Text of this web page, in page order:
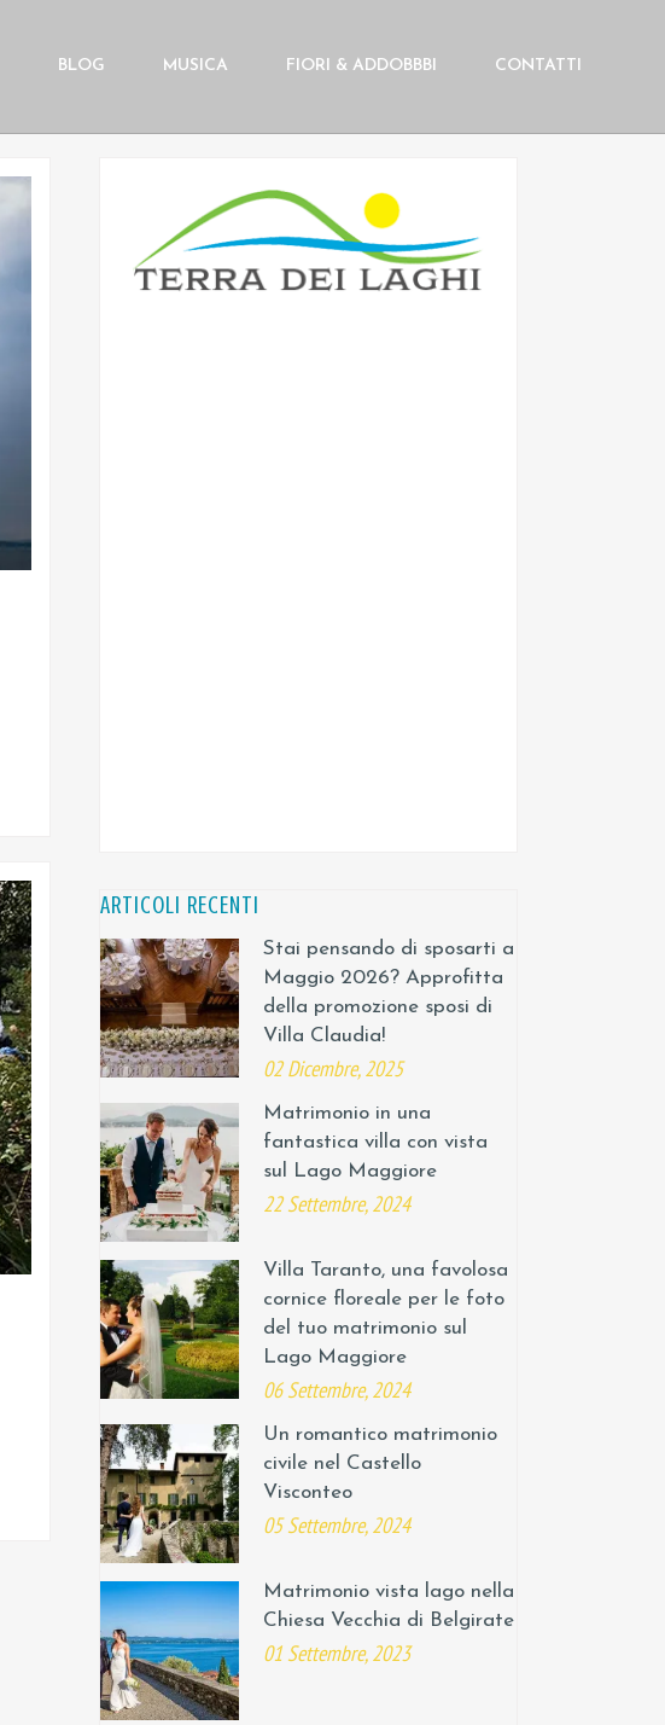
BLOG MUSICA FIORI & ADDOBBBI CONTATTI
ARTICOLI RECENTI
Stai pensando di sposarti a
Maggio 2026? Approfitta
della promozione sposi di
Villa Claudia!
02 Dicembre, 2025
Matrimonio in una
fantastica villa con vista
sul Lago Maggiore
22 Settembre, 2024
Villa Taranto, una favolosa
cornice floreale per le foto
del tuo matrimonio sul
Lago Maggiore
06 Settembre, 2024
Un romantico matrimonio
civile nel Castello
Visconteo
05 Settembre, 2024
Matrimonio vista lago nella
Chiesa Vecchia di Belgirate
01 Settembre, 2023